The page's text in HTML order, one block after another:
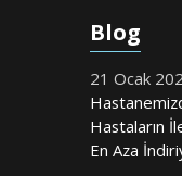
Blog
21 Ocak
Hastaların
En Aza